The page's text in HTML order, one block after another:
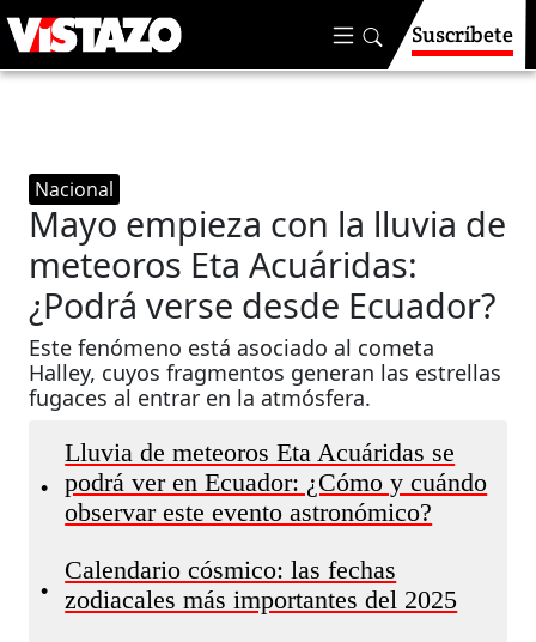
Suscríbete
Nacional
Mayo empieza con la lluvia de
meteoros Eta Acuáridas:
¿Podrá verse desde Ecuador?
Este fenómeno está asociado al cometa
Halley, cuyos fragmentos generan las estrellas
fugaces al entrar en la atmósfera.
•
Lluvia de meteoros Eta Acuáridas se
podrá ver en Ecuador: ¿Cómo y cuándo
observar este evento astronómico?
•
Calendario cósmico: las fechas
zodiacales más importantes del 2025